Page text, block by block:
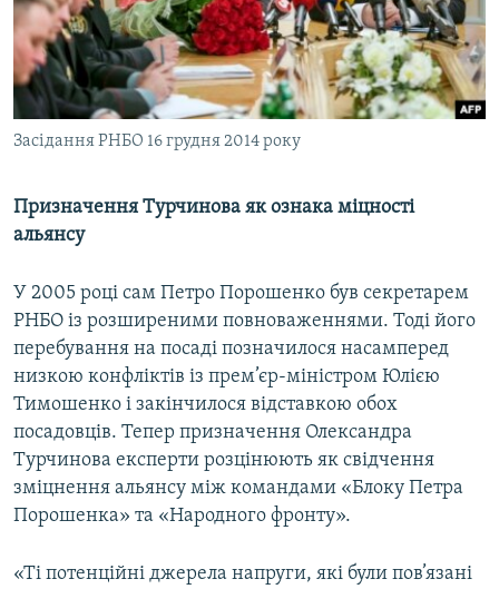
Засідання РНБО 16 грудня 2014 року
Призначення Турчинова як ознака міцності
альянсу
У 2005 році сам Петро Порошенко був секретарем
РНБО із розширеними повноваженнями. Тоді його
перебування на посаді позначилося насамперед
низкою конфліктів із прем’єр-міністром Юлією
Тимошенко і закінчилося відставкою обох
посадовців. Тепер призначення Олександра
Турчинова експерти розцінюють як свідчення
зміцнення альянсу між командами «Блоку Петра
Порошенка» та «Народного фронту».
«Ті потенційні джерела напруги, які були пов’язані